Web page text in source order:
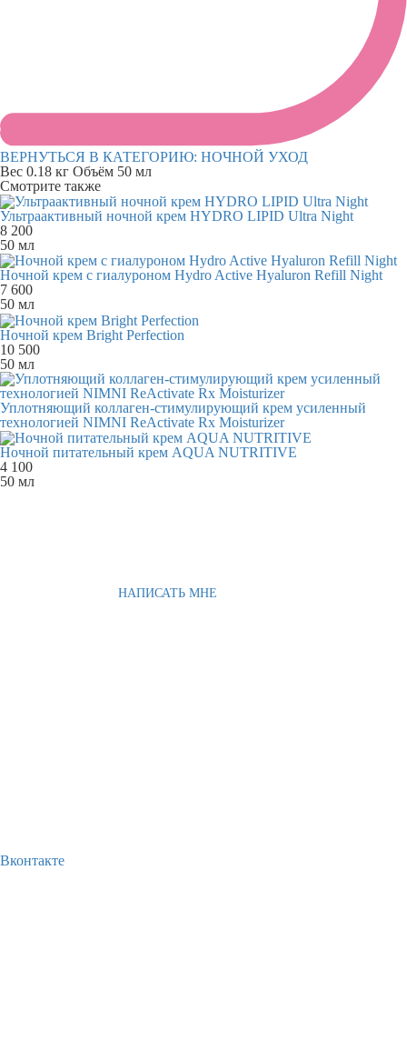
ВЕРНУТЬСЯ В КАТЕГОРИЮ: НОЧНОЙ УХОД
Вес 0.18 кг Объём 50 мл
Смотрите также
Ультраактивный ночной крем HYDRO LIPID Ultra Night
8 200
50 мл
Ночной крем с гиалуроном Hydro Active Hyaluron Refill Night
7 600
50 мл
Ночной крем Bright Perfection
10 500
50 мл
Уплотняющий коллаген-стимулирующий крем усиленный
технологией NIMNI ReActivate Rx Moisturizer
Ночной питательный крем AQUA NUTRITIVE
4 100
50 мл
НАПИСАТЬ МНЕ
Вконтакте